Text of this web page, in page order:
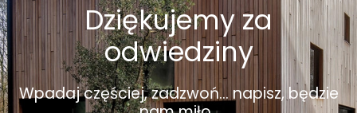
Dziękujemy za
odwiedziny
Wpadaj częściej, zadzwoń... napisz, będzie